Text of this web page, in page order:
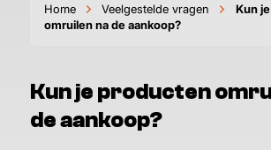
Home Veelgestelde vragen
Kun
omruilen na de aankoop?
Kun je producten
de aankoop?